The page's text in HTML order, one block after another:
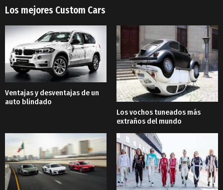
Los mejores Custom Cars
Ventajas y desventajas de un
auto blindado
Los vochos tuneados más
extraños del mundo